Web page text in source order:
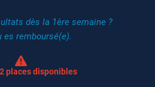
dès la 1ère semaine ?
es remboursé(e).
places disponibles